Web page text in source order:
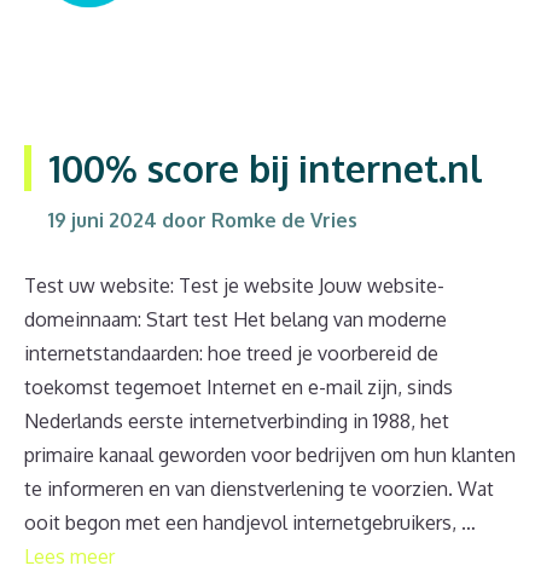
100% score bij internet.nl
19 juni 2024 door Romke de Vries
Test uw website: Test je website Jouw website-
domeinnaam: Start test Het belang van moderne
internetstandaarden: hoe treed je voorbereid de
toekomst tegemoet Internet en e-mail zijn, sinds
Nederlands eerste internetverbinding in 1988, het
primaire kanaal geworden voor bedrijven om hun klanten
te informeren en van dienstverlening te voorzien. Wat
ooit begon met een handjevol internetgebruikers, …
Lees meer